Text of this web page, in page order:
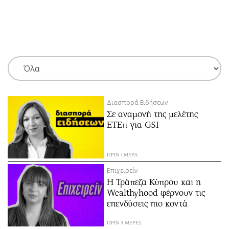
ΚΑΤΗΓΟΡΙΕΣ ΣΥΝΔΕΣΗ
Κύπρος
Παιδεία
Υγεία
Πολιτική
Βουλευτικές 2026
Εκλογές 2024
Προεδρικές 2023
Δημοσκοπήσεις
Διπλωματία
Απόψεις
Αρθρογραφία
Αγγελίες
Ενοικιάζονται
Πωλούνται
Ζητούν εργασία
Θέσεις εργασίας
Διασπορά Ειδήσεων
Σε αναμονή της μελέτης
ΕΤΕπ για GSI
ΠΡΙΝ 1 ΜΕΡΑ
Επιχειρείν
Η Τράπεζα Κύπρου και η
Wealthyhood φέρνουν τις
επενδύσεις πιο κοντά
ΠΡΙΝ 3 ΜΕΡΕΣ